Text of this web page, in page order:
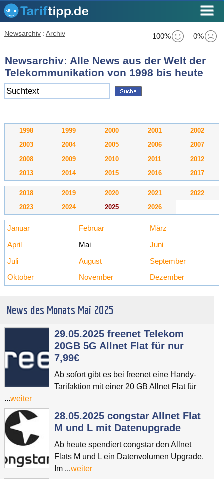
100% 0%
Newsarchiv : Archiv
Newsarchiv: Alle News aus der Welt der
Telekommunikation von 1998 bis heute
1998 1999 2000 2001
2002
2003
2004 2005 2006 2007
2008 2009 2010 2011
2012
2013
2014 2015 2016 2017
2018 2019 2020 2021
2022
2023
2024 2025 2026
Januar Februar
März
April
Mai
Juni
Juli
August
September
Oktober
November Dezember
News des Monats Mai 2025
29.05.2025 freenet Telekom
20GB 5G Allnet Flat für nur
7,99€
Ab sofort gibt es bei freenet eine Handy-
Tarifaktion mit einer 20 GB Allnet Flat für
...weiter
28.05.2025 congstar Allnet Flat
M und L mit Datenupgrade
Ab heute spendiert congstar den Allnet
Flats M und L ein Datenvolumen Upgrade.
Im ...weiter